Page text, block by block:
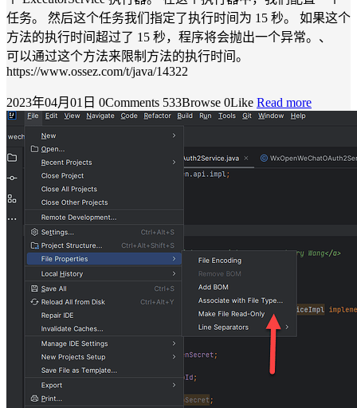
任务。 然后这个任务我们指定了执行时间为 15 秒。 如果这个
方法的执行时间超过了 15 秒，程序将会抛出一个异常。、
可以通过这个方法来限制方法的执行时间。
https://www.ossez.com/t/java/14322
2023年04月01日 0Comments 533Browse 0Like Read more